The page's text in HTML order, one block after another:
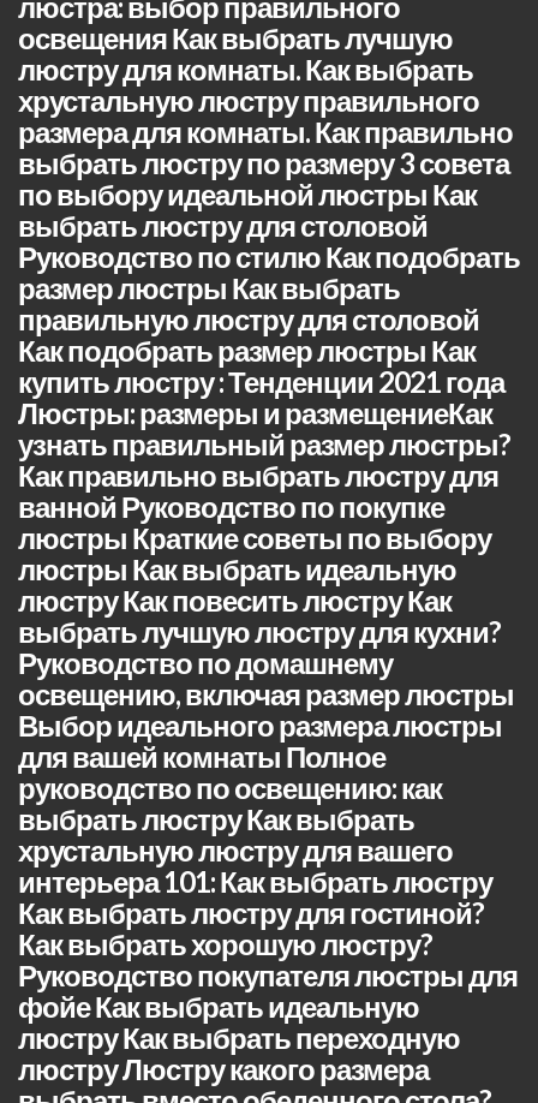
освещения Как выбрать лучшую
люстру для комнаты. Как выбрать
хрустальную люстру правильного
размера для комнаты. Как правильно
выбрать люстру по размеру 3 совета
по выбору идеальной люстры Как
выбрать люстру для столовой
Руководство по стилю Как подобрать
размер люстры Как выбрать
правильную люстру для столовой
Как подобрать размер люстры Как
купить люстру : Тенденции 2021 года
Люстры: размеры и размещениеКак
узнать правильный размер люстры?
Как правильно выбрать люстру для
ванной Руководство по покупке
люстры Краткие советы по выбору
люстры Как выбрать идеальную
люстру Как повесить люстру Как
выбрать лучшую люстру для кухни?
Руководство по домашнему
освещению, включая размер люстры
Выбор идеального размера люстры
для вашей комнаты Полное
руководство по освещению: как
выбрать люстру Как выбрать
хрустальную люстру для вашего
интерьера 101: Как выбрать люстру
Как выбрать люстру для гостиной?
Как выбрать хорошую люстру?
Руководство покупателя люстры для
фойе Как выбрать идеальную
люстру Как выбрать переходную
люстру Люстру какого размера